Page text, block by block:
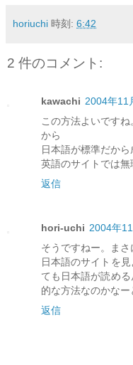
horiuchi 時刻: 6:42
2 件のコメント:
kawachi 2004年11
この方法よいです
から
日本語が標準だから
英語のサイトでは無
返信
hori-uchi 2004年
そうですねー。まさ
日本語のサイトを
ても日本語が読め
的な方法なのかなー
返信